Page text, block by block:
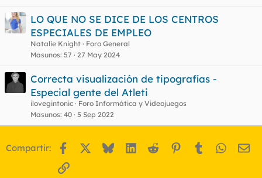
LO QUE NO SE DICE DE LOS CENTROS
ESPECIALES DE EMPLEO
Natalie Knight
Foro General
Masunos 57 27 May 2024
Correcta visualización de tipografías -
Especial gente del Atleti
ilovegintonic
Foro Informática y Videojuegos
Masunos 40 5 Sep 2022
Compartir: Facebook BlueskyLinkedIn
Reddit Pinterest
Tumblr
Enlace